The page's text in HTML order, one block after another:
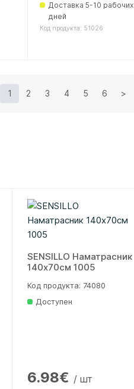
Доставка 5-10 рабочих
дней
Код продукта: 51026
1 2 3 4 5 6 >
SENSILLO Наматрасник
140x70см 1005
Код продукта: 74080
Доступен
6.98€ / шт